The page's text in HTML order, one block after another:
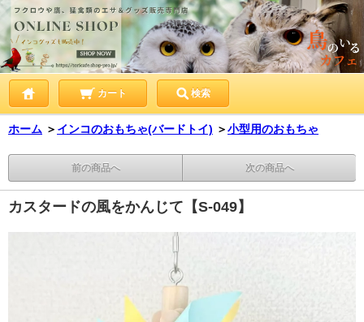
カート 検索
ホーム ＞ インコのおもちゃ(バードトイ) ＞小型用のおもちゃ
前の商品へ 次の商品へ
カスタードの風をかんじて【S-049】